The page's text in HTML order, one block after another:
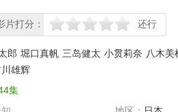
片打分：
差 还行推荐 力荐 还行
郎 堀口真帆 三岛健太 小贯莉奈 八木美
雄辉
集